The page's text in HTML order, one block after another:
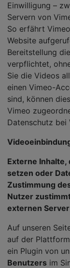
Einwilligung –
Servern von
So erfährt
Website
Bereitstellung
verpflichtet,
Sie die Videos
einen Vimeo-
sind, können
Vimeo
Datenschutz bei
Externe
setzen oder
Zustimmung
Nutzer
externen
Auf unseren
auf der
ein Plugin von
Benutzers im